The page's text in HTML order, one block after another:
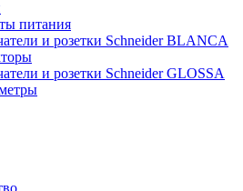
питания
и розетки Schneider BLANCA
и розетки Schneider GLOSSA